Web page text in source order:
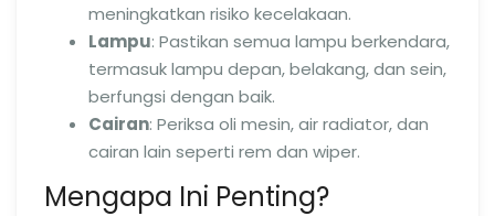
meningkatkan risiko kecelakaan.
Lampu: Pastikan semua lampu berkendara,
termasuk lampu depan, belakang, dan sein,
berfungsi dengan baik.
Cairan: Periksa oli mesin, air radiator, dan
cairan lain seperti rem dan wiper.
Mengapa Ini Penting?